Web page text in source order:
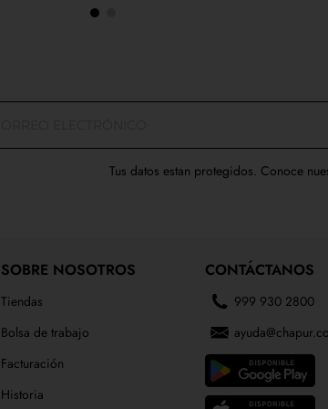
Tus datos estan protegidos. Conoce
SOBRE NOSOTROS
Tiendas
Bolsa de trabajo
Facturación
Historia
CONTÁCTANOS
999 930 2800